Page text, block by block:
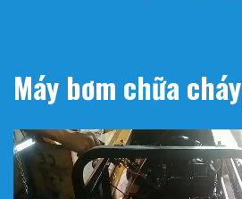
Máy bơm chữa cháy
Trình
chơi
Video